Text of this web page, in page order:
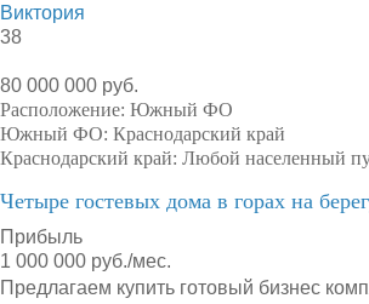
Виктория
38
80 000 000 руб.
Расположение: Южный ФО
Южный ФО: Краснодарский край
Краснодарский край: Любой населенный
Четыре гостевых дома в горах на
Прибыль
1 000 000 руб./мес.
Предлагаем купить готовый бизнес